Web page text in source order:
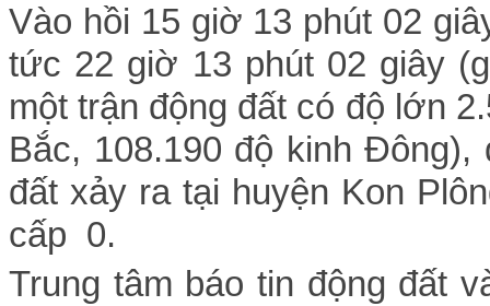
Vào hồi 15 giờ 13 phút 02 g
tức 22 giờ 13 phút 02 giây
một trận động đất có độ lớn
Bắc, 108.190 độ kinh
đất xảy ra tại huyện Kon
cấp 0.
Trung tâm báo tin động đất